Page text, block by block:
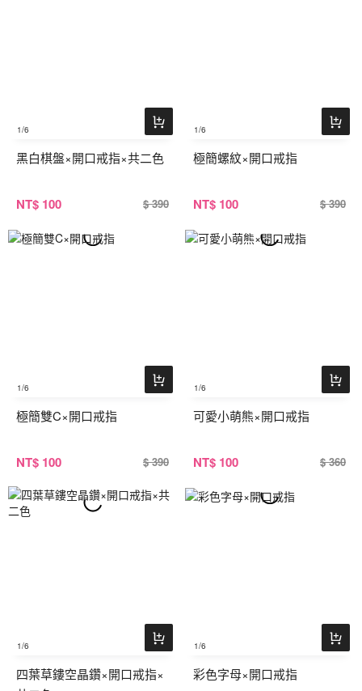
1/6
黑白棋盤×開口戒指×共二色
NT$ 100 $ 390
1/6
極簡螺紋×開口戒指
NT$ 100 $ 390
1/6
極簡雙C×開口戒指
NT$ 100 $ 390
1/6
可愛小萌熊×開口戒指
NT$ 100 $ 360
1/6
四葉草鏤空晶鑽×開口戒指×
1/6
彩色字母×開口戒指